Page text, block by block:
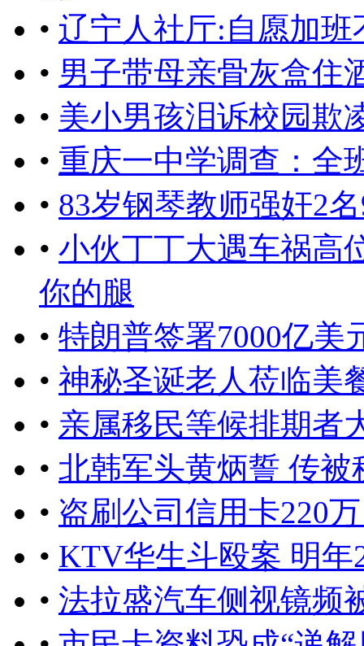
• 辽宁人社厅:自愿加
• 男子带母亲骨灰盒住
• 美小男孩泪诉校园欺
• 重庆一中学调查：全
• 83岁钢琴教师强奸2
• 小伙丁丁大遇车祸高
你的腿
• 特朗普签署7000亿美
• 神秘圣诞老人莅临美
• 亲属移民等候排期者
• 北韩军头黄炳誓 传被
• 盗刷公司信用卡220
• KTV华生斗殴案 明年
• 法拉盛汽车侧视镜频